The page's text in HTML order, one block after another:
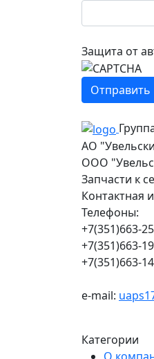
Защита от
АО
ООО
Запчасти к
Контактная
Телефоны:
+7(351)663-
+7(351)663-
+7(351)663-
e-mail:
Категории